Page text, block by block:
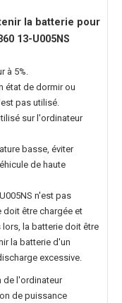
la batterie pour
13-U005NS
à 5%.
état de dormir ou
pas utilisé.
sur l'ordinateur
basse, éviter
de haute
n'est pas
doit être chargée et
la batterie doit être
la batterie d'un
excessive.
de l'ordinateur
de puissance